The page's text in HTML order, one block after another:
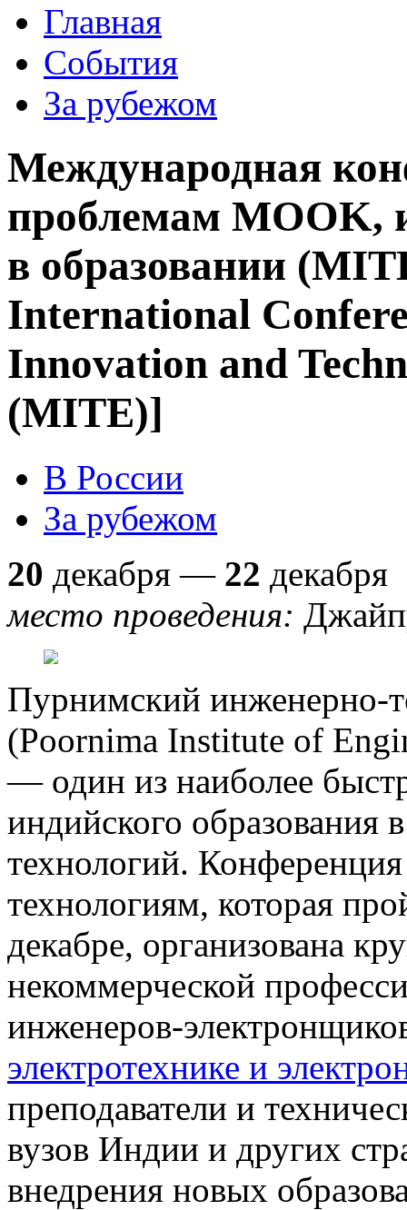
Главная
События
За рубежом
Международная
проблемам MOOK,
в образовании
International
Innovation and
(MITE)]
В России
За рубежом
20 декабря — 22 декабря
место проведения:
Пурнимский инженерно-
(Poornima Institute of
— один из наиболее
индийского
технологий.
технологиям, которая
декабре, организована
некоммерческой
инженеров-
электротехнике и
преподаватели и
вузов Индии и других
внедрения новых